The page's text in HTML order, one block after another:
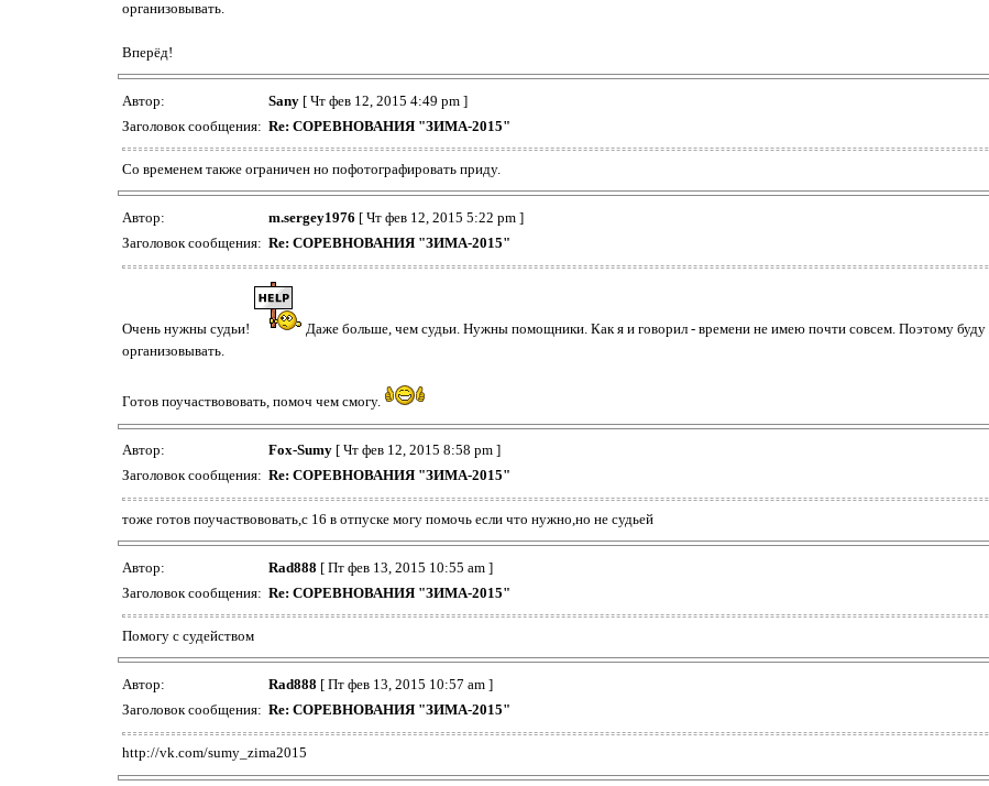
организовывать.
Вперёд!
Автор: Sany [ Чт фев 12, 2015 4:49 pm ]
Заголовок сообщения: Re: СОРЕВНОВАНИЯ "ЗИМА-2015"
Со временем также ограничен но пофотографировать приду.
Автор: m.sergey1976 [ Чт фев 12, 2015 5:22 pm ]
Заголовок сообщения: Re: СОРЕВНОВАНИЯ "ЗИМА-2015"
Очень нужны судьи!
Даже больше, чем судьи. Нужны помощники. Как я и говорил - времени не имею почти совсем. Поэтому буду
организовывать.
Готов поучаствововать, помоч чем смогу.
Автор: Fox-Sumy [ Чт фев 12, 2015 8:58 pm ]
Заголовок сообщения: Re: СОРЕВНОВАНИЯ "ЗИМА-2015"
тоже готов поучаствововать,с 16 в отпуске могу помочь если что нужно,но не судьей
Автор: Rad888 [ Пт фев 13, 2015 10:55 am ]
Заголовок сообщения: Re: СОРЕВНОВАНИЯ "ЗИМА-2015"
Помогу с судейством
Автор: Rad888 [ Пт фев 13, 2015 10:57 am ]
Заголовок сообщения: Re: СОРЕВНОВАНИЯ "ЗИМА-2015"
http://vk.com/sumy_zima2015